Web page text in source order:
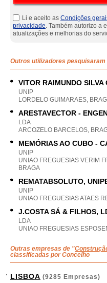
Li e aceito as Condições
privacidade. Também autorizo a
atualizações e melhorias do
Outros utilizadores pesquisaram
VITOR RAIMUNDO
UNIP
LORDELO GUIMARAES,
ARESTAVECTOR -
LDA
ARCOZELO BARCELOS,
MEMÓRIAS AO CUBO -
UNIP
UNIAO FREGUESIAS VERIM
BRAGA
REMATABSOLUTO,
UNIP
UNIAO FREGUESIAS ATAES
J.COSTA SÁ & FILHOS,
LDA
UNIAO FREGUESIAS
Outras empresas de "
classificadas por Concelho
LISBOA (9285 Empresas)